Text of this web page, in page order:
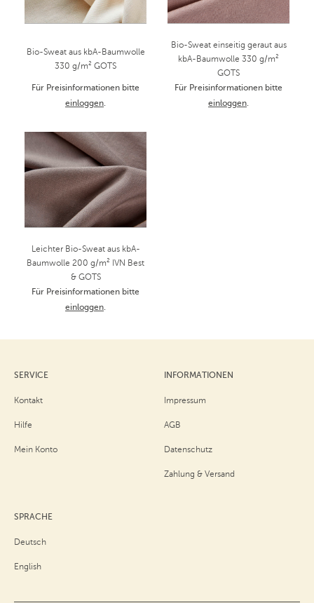
Bio-Sweat aus kbA-Baumwolle
330 g/m² GOTS
Für Preisinformationen bitte
einloggen
Bio-Sweat einseitig geraut aus
kbA-Baumwolle 330 g/m²
GOTS
Für Preisinformationen bitte
einloggen
Leichter Bio-Sweat aus kbA-
Baumwolle 200 g/m² IVN Best
& GOTS
Für Preisinformationen bitte
einloggen
SERVICE
Kontakt
Hilfe
Mein Konto
INFORMATIONEN
Impressum
AGB
Datenschutz
Zahlung & Versand
SPRACHE
Deutsch
English